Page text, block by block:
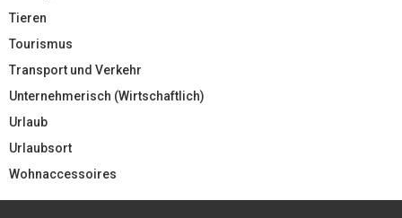
Tieren
Tourismus
Transport und Verkehr
Unternehmerisch (Wirtschaftlich)
Urlaub
Urlaubsort
Wohnaccessoires